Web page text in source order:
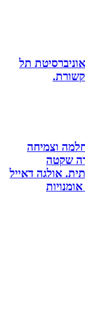
תל
וצמיחה
שקטה
אולגה דאייל